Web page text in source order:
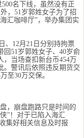
名下线，虽然没有正
，51岁郭姓女子为了招
汇咖啡厅”，举办集团实
、12月21日分别持拘票
回51岁郭姓女子、40岁俞
，当场查扣新台币454万
。警讯后依照违反期货交
至30万交保。
，崩盘跑路只是时间的
”！对于已陷入海汇
集好相关信息及时报